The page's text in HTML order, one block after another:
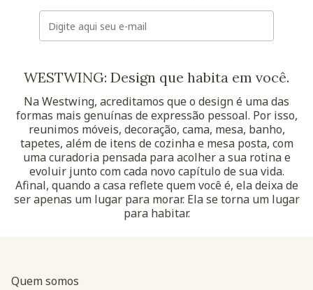
E-mail
WESTWING: Design que habita em você.
Na Westwing, acreditamos que o design é uma das
formas mais genuínas de expressão pessoal. Por isso,
reunimos móveis, decoração, cama, mesa, banho,
tapetes, além de itens de cozinha e mesa posta, com
uma curadoria pensada para acolher a sua rotina e
evoluir junto com cada novo capítulo de sua vida.
Afinal, quando a casa reflete quem você é, ela deixa de
ser apenas um lugar para morar. Ela se torna um lugar
para habitar.
Quem somos